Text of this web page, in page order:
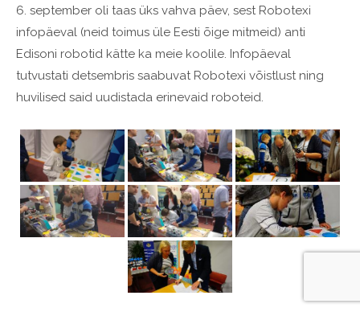
6. september oli taas üks vahva päev, sest Robotexi
infopäeval (neid toimus üle Eesti õige mitmeid) anti
Edisoni robotid kätte ka meie koolile. Infopäeval
tutvustati detsembris saabuvat Robotexi võistlust ning
huvilised said uudistada erinevaid roboteid.